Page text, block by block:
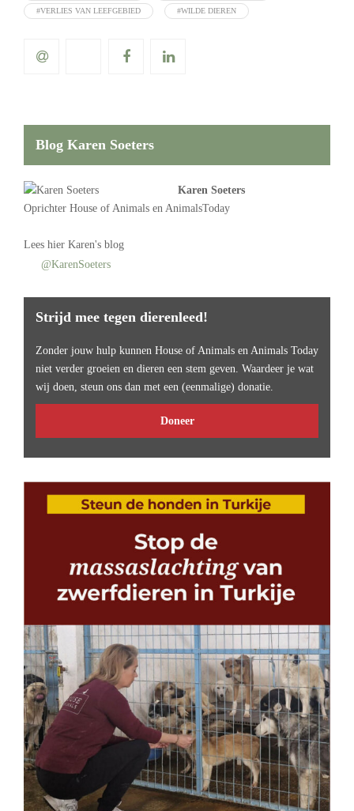
#VERLIES VAN LEEFGEBIED #WILDE DIEREN
Blog Karen Soeters
Karen Soeters
Oprichter House of Animals en AnimalsToday
Lees hier Karen's blog
@KarenSoeters
Strijd mee tegen dierenleed!
Zonder jouw hulp kunnen House of Animals en Animals Today
niet verder groeien en dieren een stem geven. Waardeer je wat
wij doen, steun ons dan met een (eenmalige) donatie.
Doneer